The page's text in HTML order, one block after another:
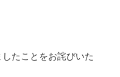
たことをお詫びいた